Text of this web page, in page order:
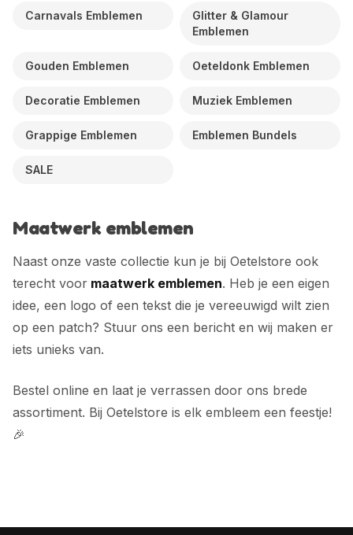
Carnavals Emblemen
Glitter & Glamour
Emblemen
Gouden Emblemen Oeteldonk Emblemen
Decoratie Emblemen Muziek Emblemen
Grappige Emblemen Emblemen Bundels
SALE
Maatwerk emblemen
Naast onze vaste collectie kun je bij Oetelstore ook
terecht voor maatwerk emblemen. Heb je een eigen
idee, een logo of een tekst die je vereeuwigd wilt zien
op een patch? Stuur ons een bericht en wij maken er
iets unieks van.
Bestel online en laat je verrassen door ons brede
assortiment. Bij Oetelstore is elk embleem een feestje!
🎉